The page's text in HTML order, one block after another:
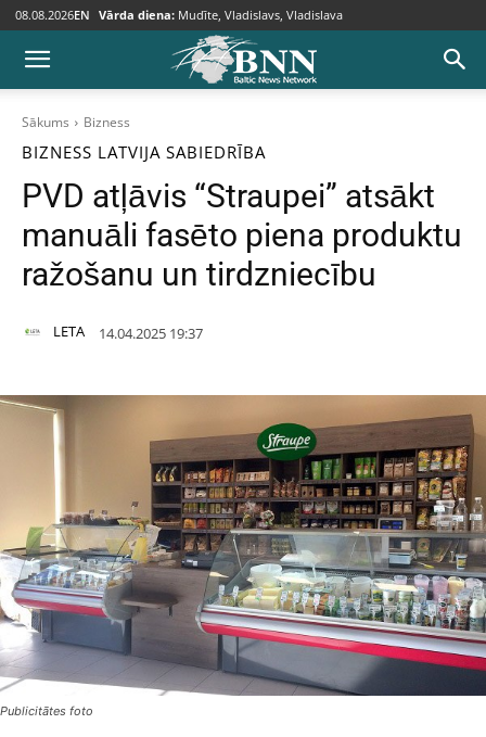
08.08.2026EN Vārda diena: Mudīte, Vladislavs, Vladislava
Sākums Bizness
BIZNESS LATVIJA SABIEDRĪBA
PVD atļāvis “Straupei” atsākt
manuāli fasēto piena produktu
ražošanu un tirdzniecību
LETA 14.04.2025 19:37
Publicitātes foto